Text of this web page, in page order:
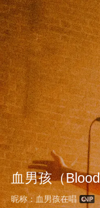
血男孩（
昵称：血男孩在唱